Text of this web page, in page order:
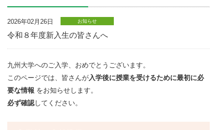
2026年02月26日 お知らせ
令和８年度新入生の皆さんへ
九州大学へのご入学、おめでとうございます。
このページでは、皆さんが入学後に授業を受けるために最初に必
要な情報 をお知らせします。
必ず確認してください。